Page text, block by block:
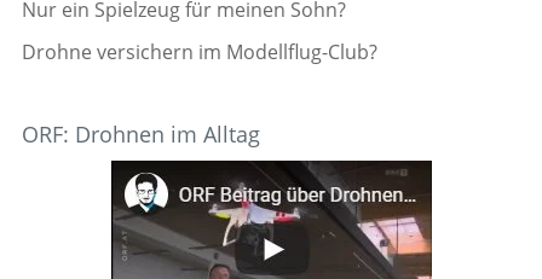
Nur ein Spielzeug für meinen Sohn?
Drohne versichern im Modellflug-Club?
ORF: Drohnen im Alltag